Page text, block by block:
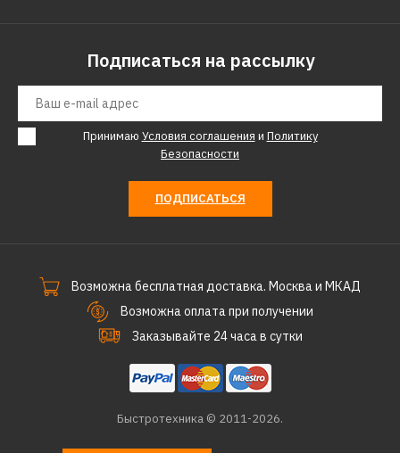
Подписаться на рассылку
Принимаю Условия соглашения и Политику
Безопасности
ПОДПИСАТЬСЯ
Возможна бесплатная доставка. Москва и МКАД
Возможна оплата при получении
Заказывайте 24 часа в сутки
Быстротехника © 2011-2026.